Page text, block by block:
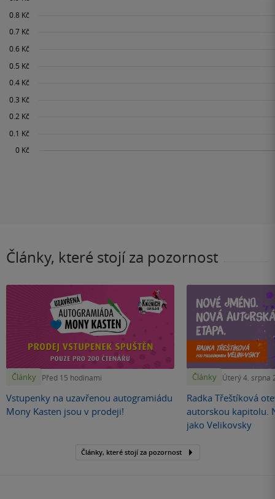
Články, které stojí za pozornost
Články Před 15 hodinami
Vstupenky na uzavřenou autogramiádu
Mony Kasten jsou v prodeji!
Články Úterý 4. srpna
Radka Třeštíková
autorskou kapitolu.
jako Velikovsky
Články, které stojí za pozornost